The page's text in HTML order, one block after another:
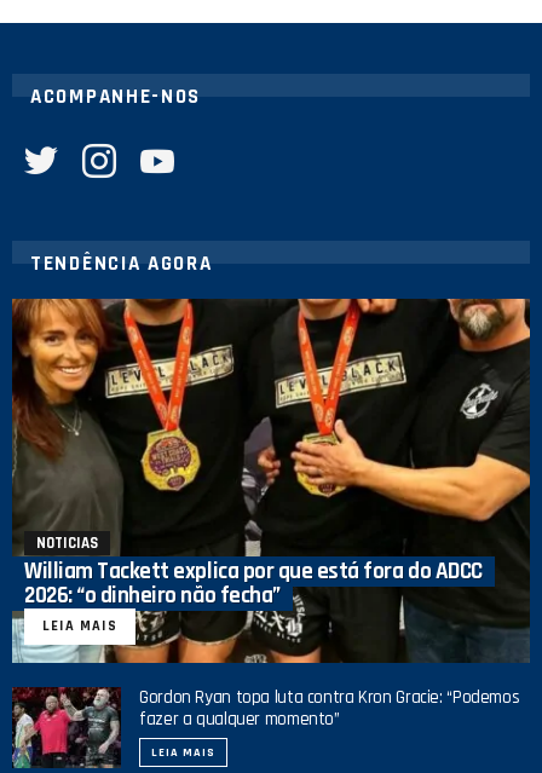
ACOMPANHE-NOS
TENDÊNCIA AGORA
NOTICIAS
William Tackett explica por que está fora do ADCC
2026: “o dinheiro não fecha”
LEIA MAIS
Gordon Ryan topa luta contra Kron Gracie: “Podemos
fazer a qualquer momento”
LEIA MAIS